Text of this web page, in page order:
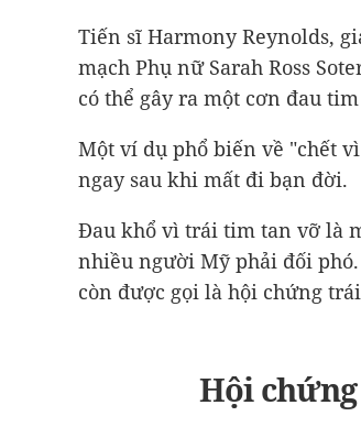
Tiến sĩ Harmony Reynolds,
mạch Phụ nữ Sarah Ross
có thể gây ra một cơn đau
Một ví dụ phổ biến về "chết
ngay sau khi mất đi bạn đời.
Đau khổ vì trái tim tan vỡ là
nhiều người Mỹ phải đối phó.
còn được gọi là hội chứng
Hội